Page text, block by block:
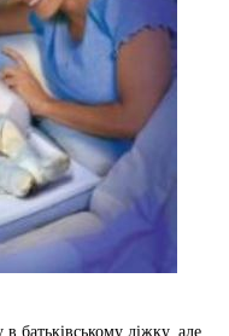
батьківському ліжку, але